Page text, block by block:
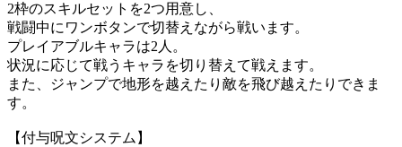
2枠のスキルセットを2つ用意し、
戦闘中にワンボタンで切替えながら戦います。
プレイアブルキャラは2人。
状況に応じて戦うキャラを切り替えて戦えます。
また、ジャンプで地形を越えたり敵を飛び越えたりできま
す。
【付与呪文システム】